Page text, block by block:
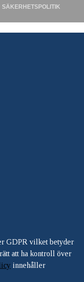
SÄKERHETSPOLITIK
GDPR vilket betyder
att ha kontroll över
innehåller